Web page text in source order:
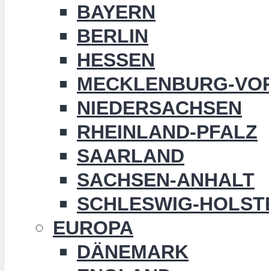
BAYERN
BERLIN
HESSEN
MECKLENBURG-
NIEDERSACHSEN
RHEINLAND-PFALZ
SAARLAND
SACHSEN-ANHALT
SCHLESWIG-
EUROPA
DÄNEMARK